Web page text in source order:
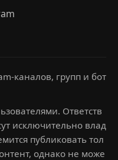
каналов, групп и бот
Ответств
исключительно влад
публиковать тол
однако не може